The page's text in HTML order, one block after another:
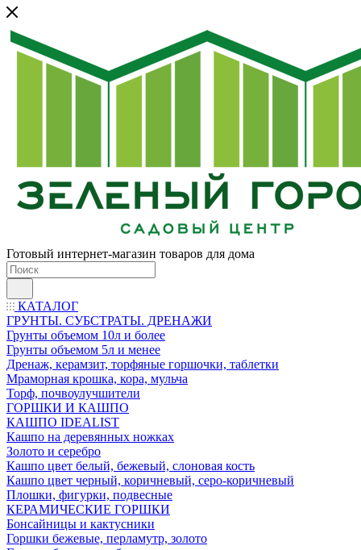
Готовый интернет-магазин товаров для дома
КАТАЛОГ
ГРУНТЫ. СУБСТРАТЫ. ДРЕНАЖИ
Грунты объемом 10л и более
Грунты объемом 5л и менее
Дренаж, керамзит, торфяные горшочки, таблетки
Мраморная крошка, кора, мульча
Торф, почвоулучшители
ГОРШКИ И КАШПО
КАШПО IDEALIST
Кашпо на деревянных ножках
Золото и серебро
Кашпо цвет белый, бежевый, слоновая кость
Кашпо цвет черный, коричневый, серо-коричневый
Плошки, фигурки, подвесные
КЕРАМИЧЕСКИЕ ГОРШКИ
Бонсайницы и кактусники
Горшки бежевые, перламутр, золото